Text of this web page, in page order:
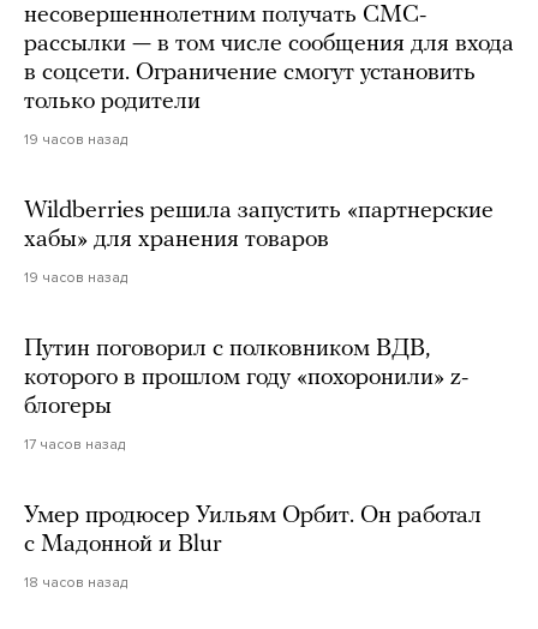
несовершеннолетним получать СМС-
рассылки — в том числе сообщения для входа
в соцсети. Ограничение смогут установить
только родители
19 часов назад
Wildberries решила запустить «партнерские
хабы» для хранения товаров
19 часов назад
Путин поговорил с полковником ВДВ,
которого в прошлом году «похоронили» z-
блогеры
17 часов назад
Умер продюсер Уильям Орбит. Он работал
с Мадонной и Blur
18 часов назад